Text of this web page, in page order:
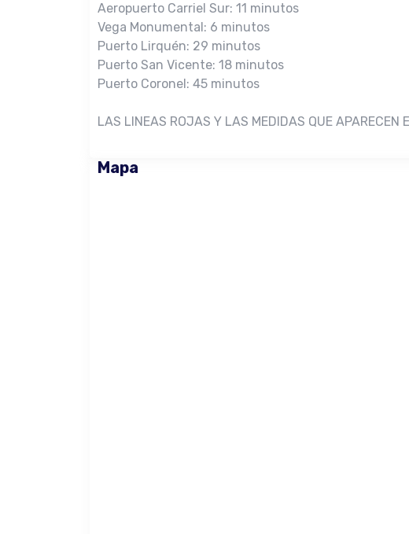
Aeropuerto Carriel Sur: 11 minutos
Vega Monumental: 6 minutos
Puerto Lirquén: 29 minutos
Puerto San Vicente: 18 minutos
Puerto Coronel: 45 minutos
LAS LINEAS ROJAS Y LAS MEDIDAS QUE APARECEN
Mapa